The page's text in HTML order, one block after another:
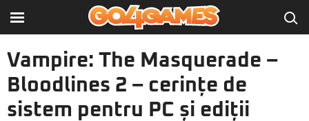
Vampire: The Masquerade –
Bloodlines 2 – cerințe de
sistem pentru PC și ediții